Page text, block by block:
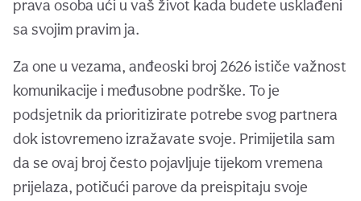
prava osoba ući u vaš život kada budete usklađeni
sa svojim pravim ja.
Za one u vezama, anđeoski broj 2626 ističe važnost
komunikacije i međusobne podrške. To je
podsjetnik da prioritizirate potrebe svog partnera
dok istovremeno izražavate svoje. Primijetila sam
da se ovaj broj često pojavljuje tijekom vremena
prijelaza, potičući parove da preispitaju svoje